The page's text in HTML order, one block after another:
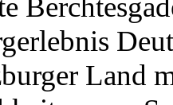
Land